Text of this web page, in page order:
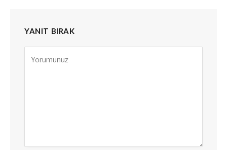
YANIT BIRAK